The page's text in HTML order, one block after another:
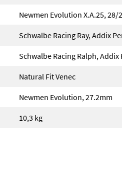
Newmen Evolution X.A.25,
Schwalbe Racing Ray, Addix
Schwalbe Racing Ralph,
Natural Fit Venec
Newmen Evolution, 27.2mm
10,3 kg